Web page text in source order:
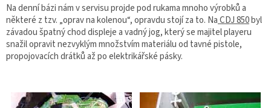
Na denní bázi nám v servisu projde pod rukama mnoho výrobků a
některé z tzv. „oprav na kolenou“, opravdu stojí za to. NaCDJ 850byl
závadou špatný chod displeje a vadný jog, který se majitel playeru
snažil opravit nezvyklým množstvím materiálu od tavné pistole,
propojovacích drátků až po elektrikářské pásky.